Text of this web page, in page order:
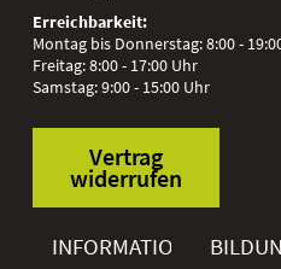
Erreichbarkeit:
Montag bis Donnerstag: 8:00 -
Freitag: 8:00 - 17:00 Uhr
Samstag: 9:00 - 15:00 Uhr
Vertrag
widerrufen
INFORMATIONEN